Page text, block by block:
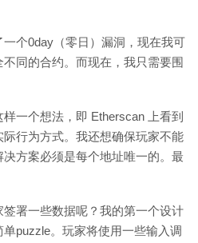
个0day（零日）漏洞，现在我可
同的合约。而现在，我只需要围
一个想法，即 Etherscan 上看到
行为方式。我还想确保玩家不能
方案必须是每个地址唯一的。最
署一些数据呢？我的第一个设计
puzzle。玩家将使用一些输入调